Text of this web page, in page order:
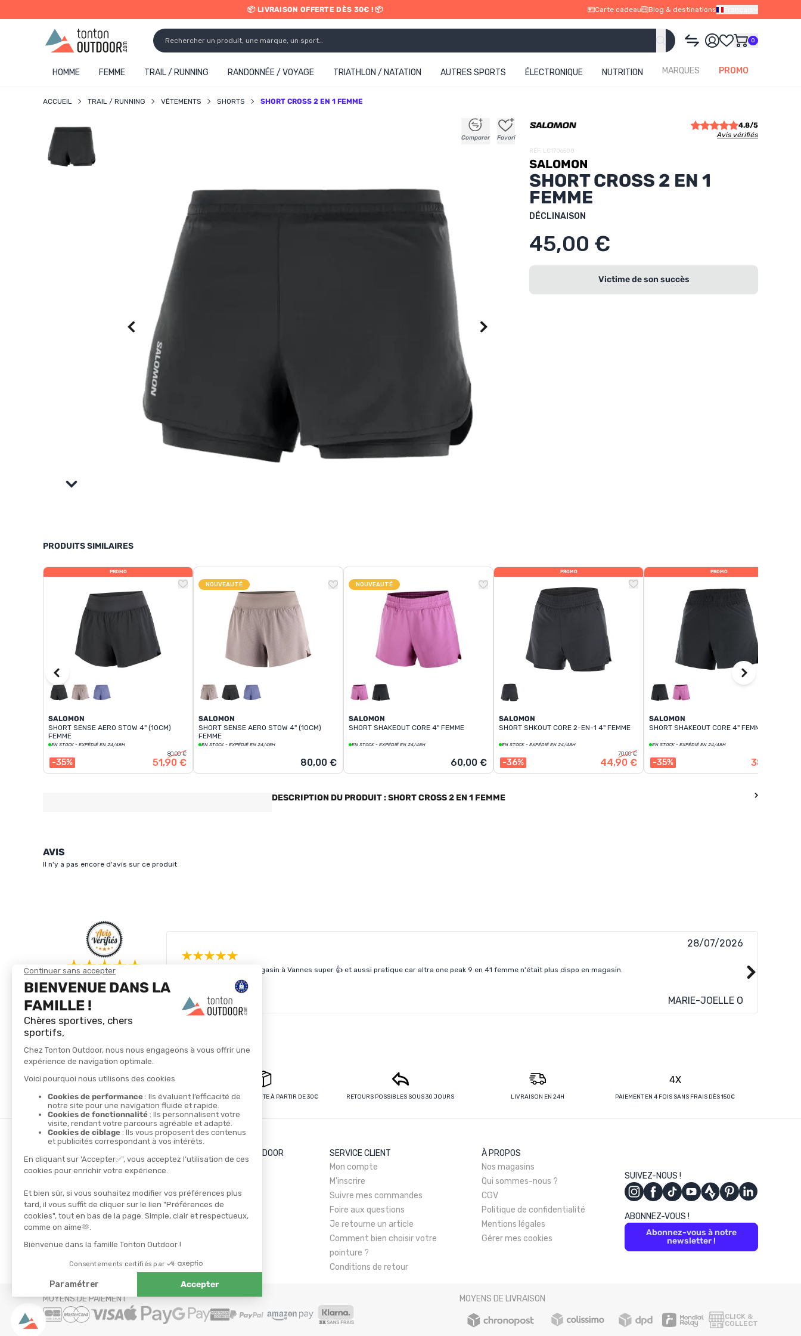
content
📦 LIVRAISON OFFERTE DÈS 30€ ! 📦
✨ RETRAIT EN MAGASIN GRATUIT
Carte cadeau Blog & destinations
0
HOMME FEMME TRAIL / RUNNING RANDONNÉE / VOYAGE TRIATHLON / NATATION AUTRES SPORTS ÉLECTRONIQUE NUTRITION MARQUES PROMO
ACCUEIL TRAIL / RUNNING VÊTEMENTS SHORTS SHORT CROSS 2 EN 1 FEMME
+
+
Comparer
+
+
Favori
4.8/5
Avis vérifiés
RÉF. LC1706500
SALOMON
SHORT CROSS 2 EN 1
FEMME
DÉCLINAISON
45,00 €
Victime de son succès
PRODUITS SIMILAIRES
PROMO
SALOMON
SHORT SENSE AERO STOW 4" (10CM)
FEMME
EN STOCK - EXPÉDIÉ EN 24/48H
-35%
80,00 €
51,90 €
NOUVEAUTÉ
SALOMON
SHORT SENSE AERO STOW 4" (10CM)
FEMME
EN STOCK - EXPÉDIÉ EN 24/48H
80,00 €
NOUVEAUTÉ
SALOMON
SHORT SHAKEOUT CORE 4" FEMME
EN STOCK - EXPÉDIÉ EN 24/48H
60,00 €
PROMO
SALOMON
SHORT SHKOUT CORE 2-EN-1 4" FEMME
EN STOCK - EXPÉDIÉ EN 24/48H
-36%
70,00 €
44,90 €
PROMO
SALOMON
SHORT SHAKEOUT CORE 4" FEMME
EN STOCK - EXPÉDIÉ EN 24/48H
-35% 38,90 €
DESCRIPTION DU PRODUIT : SHORT CROSS 2 EN 1 FEMME
AVIS
Il n'y a pas encore d'avis sur ce produit
4.8/5
Basé sur4 256 avis des 12 derniers mois
28/07/2026
Rapide et retrait en magasin à Vannes super 👍 et aussi pratique car altra one peak 9 en 41 femme n'était plus dispo en magasin.
MARIE-JOELLE O
PAIEMENT SÉCURISÉ LIVRAISON GRATUITE À PARTIR DE 30€ RETOURS POSSIBLES SOUS 30 JOURS LIVRAISON EN 24H
4X
PAIEMENT EN 4 FOIS SANS FRAIS DÈS 150€
TROUVER UN MAGASIN
CONTACTEZ-NOUS
LES + DE TONTON OUTDOOR
Les codes promos
SERVICE CLIENT
Mon compte
M'inscrire
Suivre mes commandes
Foire aux questions
Je retourne un article
Comment bien choisir votre
pointure ?
Conditions de retour
À PROPOS
Nos magasins
Qui sommes-nous ?
CGV
Politique de confidentialité
Mentions légales
Gérer mes cookies
NOS PARTENAIRES
SUIVEZ-NOUS !
ABONNEZ-VOUS !
Abonnez-vous à notre
newsletter !
MOYENS DE PAIEMENT MOYENS DE LIVRAISON
CLICK &
COLLECT